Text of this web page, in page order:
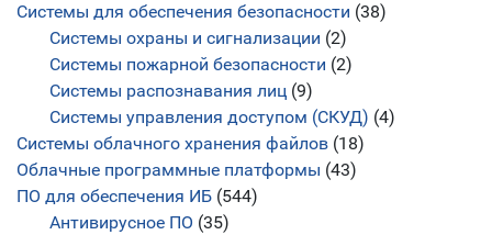
Системы для обеспечения безопасности (38)
Системы охраны и сигнализации (2)
Системы пожарной безопасности (2)
Системы распознавания лиц (9)
Системы управления доступом (СКУД) (4)
Системы облачного хранения файлов (18)
Облачные программные платформы (43)
ПО для обеспечения ИБ (544)
Антивирусное ПО (35)